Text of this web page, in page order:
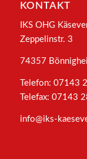
KONTAKT
IKS OHG
Zeppelinstr. 3
74357
Telefon: 07143
Telefax: 07143
info@iks-